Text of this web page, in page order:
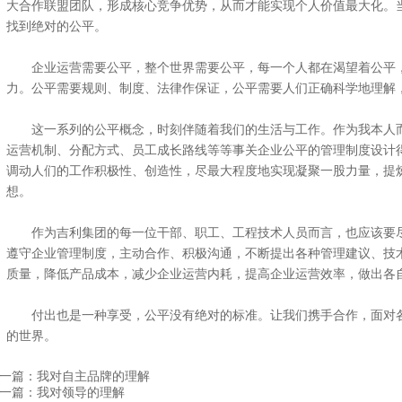
大合作联盟团队，形成核心竞争优势，从而才能实现个人价值最大化
找到绝对的公平。
企业运营需要公平，整个世界需要公平，每一个人都在渴望着公平
力。公平需要规则、制度、法律作保证，公平需要人们正确科学地理解
这一系列的公平概念，时刻伴随着我们的生活与工作。作为我本人
运营机制、分配方式、员工成长路线等等事关企业公平的管理制度设
调动人们的工作积极性、创造性，尽最大程度地实现凝聚一股力量，
想。
作为吉利集团的每一位干部、职工、工程技术人员而言，也应该要
遵守企业管理制度，主动合作、积极沟通，不断提出各种管理建议、
质量，降低产品成本，减少企业运营内耗，提高企业运营效率，做出各
付出也是一种享受，公平没有绝对的标准。让我们携手合作，面对
的世界。
篇： 我对自主品牌的理解
篇： 我对领导的理解